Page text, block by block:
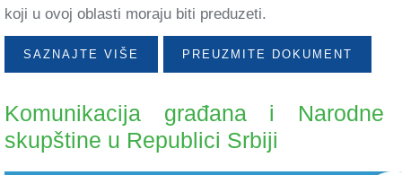
koji u ovoj oblasti moraju biti preduzeti.
SAZNAJTE VIŠE PREUZMITE DOKUMENT
Komunikacija građana i Narodne
skupštine u Republici Srbiji